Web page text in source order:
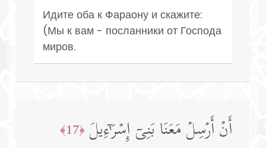
Идите оба к Фараону и скажите:
(Мы к вам - посланники от Господа
миров.
أَنۡ أَرۡسِلۡ مَعَنَا بَنِیۤ إِسۡرَ ٰ⁠ۤءِیلَ ﴿17﴾